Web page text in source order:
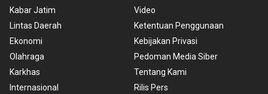
Kabar Jatim
Lintas Daerah
Ekonomi
Olahraga
Karkhas
Internasional
Video
Ketentuan Penggunaan
Kebijakan Privasi
Pedoman Media Siber
Tentang Kami
Rilis Pers